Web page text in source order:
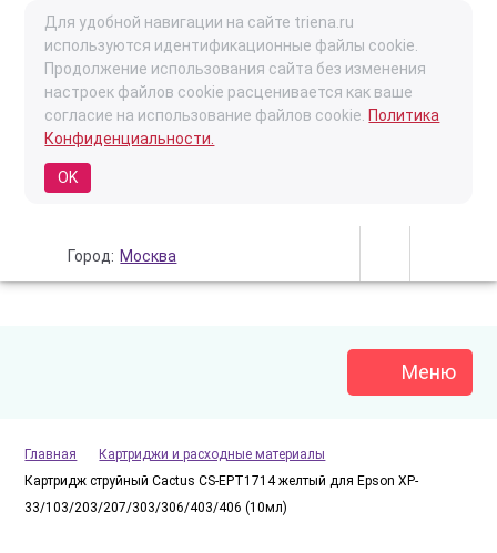
Для удобной навигации на сайте triena.ru
используются идентификационные файлы cookie.
Продолжение использования сайта без изменения
настроек файлов cookie расценивается как ваше
согласие на использование файлов cookie. Политика
Конфиденциальности.
OK
Город: Москва
Меню
Главная
Картриджи и расходные материалы
Картридж струйный Cactus CS-EPT1714 желтый для Epson XP-
33/103/203/207/303/306/403/406 (10мл)